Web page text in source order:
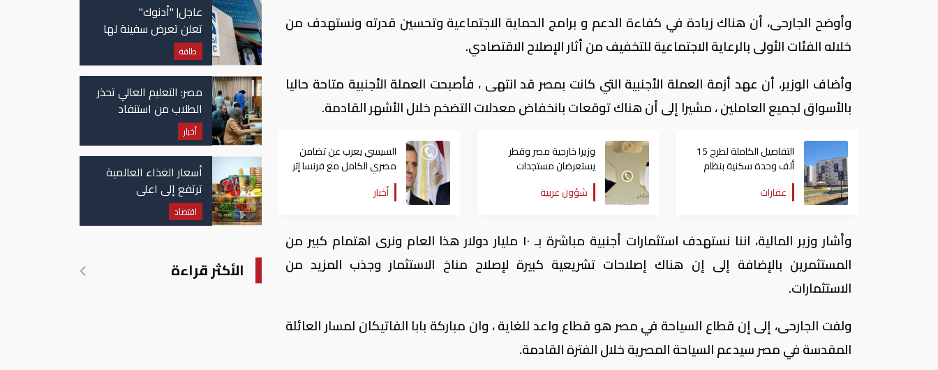
وأوضح الجارحى، أن هناك زيادة في كفاءة الدعم و برامج الحماية الاجتماعية وتحسين قدرته ونستهدف من
خلاله الفئات الأولى بالرعاية الاجتماعية للتخفيف من أثار الإصلاح الاقتصادي.
وأضاف الوزير، أن عهد أزمة العملة الأجنبية التي كانت بمصر قد انتهى ، فأصبحت العملة الأجنبية متاحة حاليا
بالأسواق لجميع العاملين ، مشيرا إلى أن هناك توقعات بانخفاض معدلات التضخم خلال الأشهر القادمة.
التفاصيل الكاملة لطرح 15
ألف وحدة سكنية بنظام
الإيجار المنتهي بالتملك في
مصر
عقارات
وزيرا خارجية مصر وقطر
يستعرضان مستجدات
التحركات الإقليمية
شؤون عربية
السيسي يعرب عن تضامن
مصري الكامل مع فرنسا إثر
الحرائق التي شهدتها
أخبار
وأشار وزير المالية، اننا نستهدف استثمارات أجنبية مباشرة بـ ١٠ مليار دولار هذا العام ونرى اهتمام كبير من
المستثمرين بالإضافة إلى إن هناك إصلاحات تشريعية كبيرة لإصلاح مناخ الاستثمار وجذب المزيد من
الاستثمارات.
ولفت الجارحى، إلى إن قطاع السياحة في مصر هو قطاع واعد للغاية ، وان مباركة بابا الفاتيكان لمسار العائلة
المقدسة في مصر سيدعم السياحة المصرية خلال الفترة القادمة.
عاجل| "أدنوك"
تعلن تعرض سفينة لها
للاستهداف بصاروخ في
مضيق هرمز
طاقة
مصر: التعليم العالي تحذر
الطلاب من استنفاد
الرغبات قبل غلق
التسجيل
أخبار
أسعار الغذاء العالمية
ترتفع إلى اعلى
مستوياتها منذ 3 سنوات
اقتصاد
الأكثر قراءة